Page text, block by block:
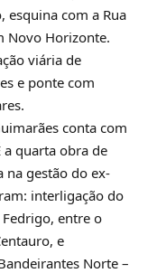
esquina com a Rua
Novo Horizonte.
viária de
e ponte com
conta com
quarta obra de
na gestão do ex-
interligação do
entre o
e
Norte –